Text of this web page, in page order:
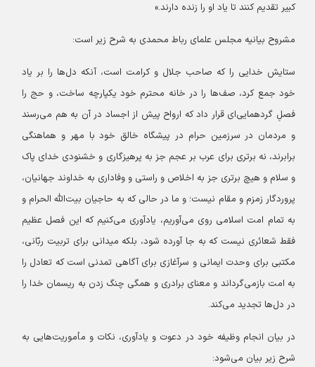
کبیر تقدیم کنند تا یاد او را زنده دارند.»
مشروح بیانیه مجلس علمای رباط محمدی به شرح زیر است:
ستایش خدایی را که صاحب جلال و کرامت است، آنکه دل‌ها را بر یاد
خود جمع کرد، صف‌ها را در خانه محترم خود یکپارچه ساخت، و حج را
فصلِ گردهمایی‌ای قرار داد که ارواح پیش از اجساد در آن به هم می‌رسند
و مردمان در سرزمین حرام در پیشگاه خالق خود با مهر و هماهنگی
برابرند، نه برتری برای عرب بر عجم جز به پرهیزگاری و خشنودی خدای پاک
و سلام و هیچ برتری جز به اخلاص و راستی و وفاداری به خداوند جهانیان،
پروردگار زمزم و مقام نیست؛ و ما در حالی که به حاجیان بیت‌الله الحرام و
به تمام امت اسلامی روی می‌آوریم، یادآوری می‌کنیم که این فصل عظیم
فقط شعائری نیست که به جا آورده شود، بلکه میدانی برای تربیت ربّانی،
مکتبی برای وحدت ایمانی و سرآغازی برای آگاهی تمدنی است که تعادل را
به امت بازمی‌گرداند و معنای برادری و همگی چنگ زدن به ریسمان خدا را
در دل‌ها تجدید می‌کند.
در بیان انجام وظیفه خود در دعوت و یادآوری، نکات و مأموریت‌هایی به
شرح زیر بیان می‌شود: